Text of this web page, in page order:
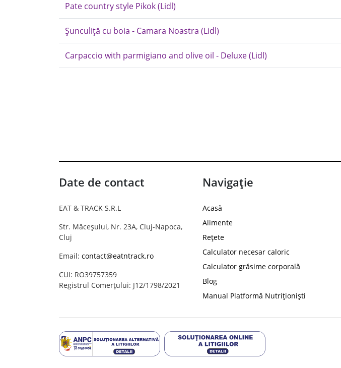
Pate country style Pikok (Lidl)
Șunculiță cu boia - Camara Noastra (Lidl)
Carpaccio with parmigiano and olive oil - Deluxe (Lidl)
Date de contact
EAT & TRACK S.R.L
Str. Măceșului, Nr. 23A, Cluj-Napoca,
Cluj
Email: contact@eatntrack.ro
CUI: RO39757359
Registrul Comerțului: J12/1798/2021
Navigație
Acasă
Alimente
Rețete
Calculator necesar caloric
Calculator grăsime corporală
Blog
Manual Platformă Nutriționiști